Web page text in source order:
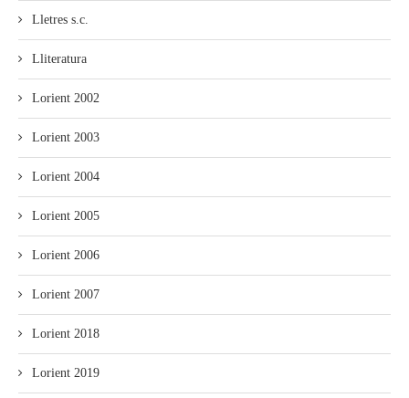
Lletres s.c.
Lliteratura
Lorient 2002
Lorient 2003
Lorient 2004
Lorient 2005
Lorient 2006
Lorient 2007
Lorient 2018
Lorient 2019